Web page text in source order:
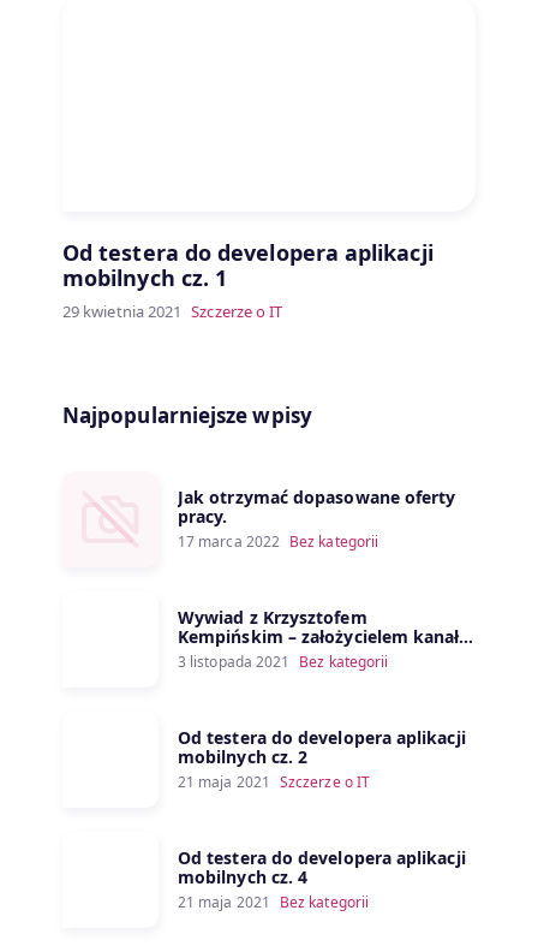
Od testera do developera aplikacji
mobilnych cz. 1
29 kwietnia 2021 Szczerze o IT
Najpopularniejsze wpisy
Jak otrzymać dopasowane oferty
pracy.
17 marca 2022 Bez kategorii
Wywiad z Krzysztofem
Kempińskim – założycielem kanału
Porozmawiajmy o IT
3 listopada 2021 Bez kategorii
Od testera do developera aplikacji
mobilnych cz. 2
21 maja 2021 Szczerze o IT
Od testera do developera aplikacji
mobilnych cz. 4
21 maja 2021 Bez kategorii